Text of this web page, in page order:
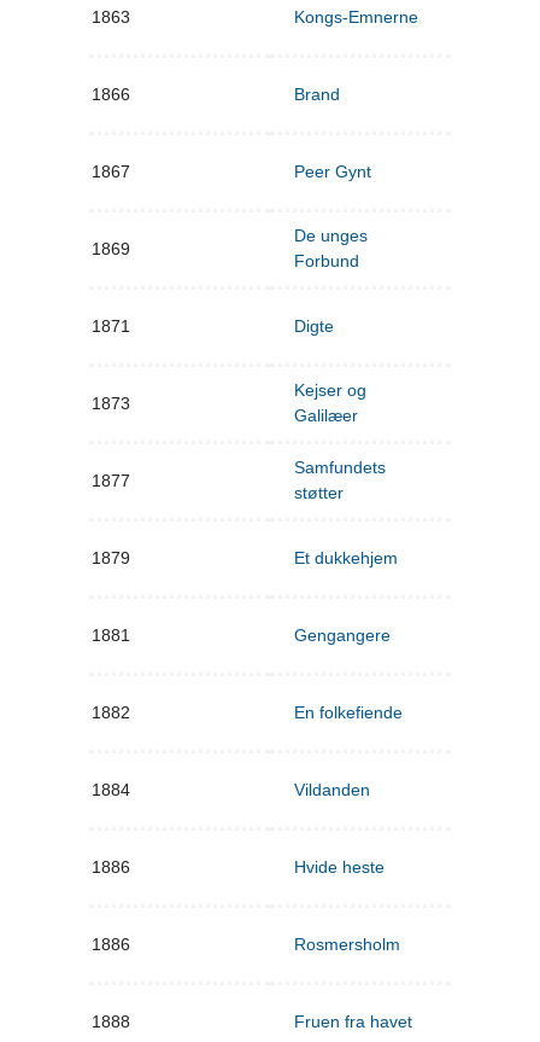
1863 Kongs-Emnerne
1866 Brand
1867 Peer Gynt
1869
De unges
Forbund
1871 Digte
1873
Kejser og
Galilæer
1877
Samfundets
støtter
1879 Et dukkehjem
1881 Gengangere
1882 En folkefiende
1884 Vildanden
1886 Hvide heste
1886 Rosmersholm
1888 Fruen fra havet